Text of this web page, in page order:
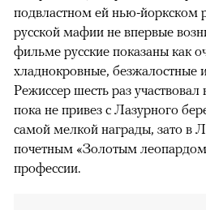
подвластном ей нью-йоркском
русской мафии не впервые
фильме русские показаны как
хладнокровные, безжалостные
Режиссер шесть раз
пока не привез с Лазурного
самой мелкой награды, зато в
почетным «Золотым
профессии.